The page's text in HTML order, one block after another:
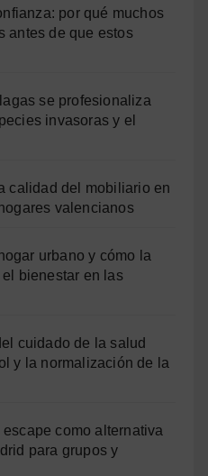
por qué muchos
antes de que estos
se profesionaliza
invasoras y el
calidad del mobiliario en
valencianos
urbano y cómo la
bienestar en las
cuidado de la salud
y la normalización de la
como alternativa
para grupos y